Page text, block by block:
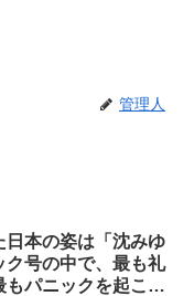
管理人
日本の姿は「沈みゆ
ク号の中で、最も礼
もパニックを起こさ